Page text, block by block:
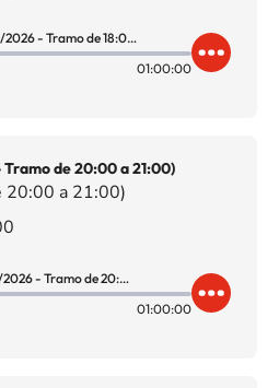
Del 40 al 1 (02/08/2026 - Tramo de 18:00 a 19:00)
01:00:00
de 20:00 a 21:00)
20:00 a 21:00)
Del 40 al 1 (26/07/2026 - Tramo de 20:00 a 21:00)
01:00:00